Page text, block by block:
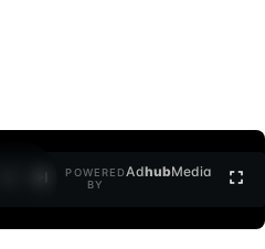
POWERED
BY
AdhubMedia